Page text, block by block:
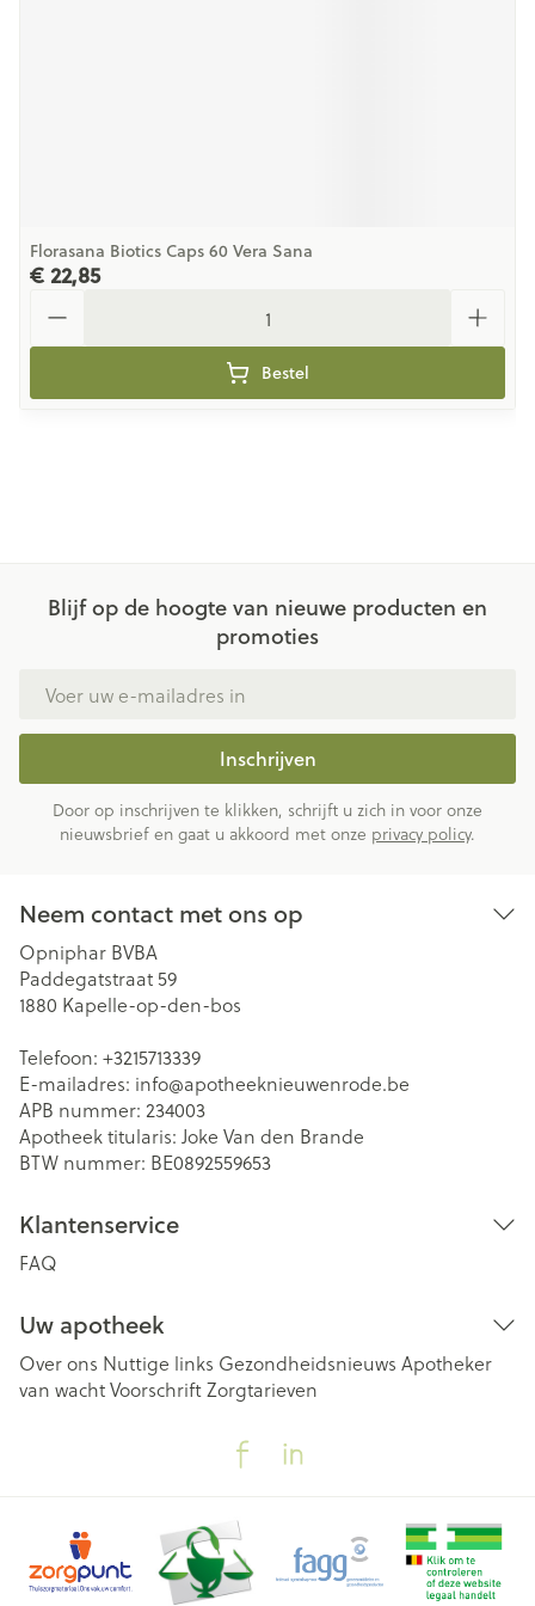
Florasana Biotics Caps 60 Vera Sana
€ 22,85
Bestel
Blijf op de hoogte van nieuwe producten en
promoties
Inschrijven
Door op inschrijven te klikken, schrijft u zich in voor onze
nieuwsbrief en gaat u akkoord met onze privacy policy.
Neem contact met ons op
Opniphar BVBA
Paddegatstraat 59
1880 Kapelle-op-den-bos
Telefoon: +3215713339
E-mailadres: info@apotheeknieuwenrode.be
APB nummer: 234003
Apotheek titularis: Joke Van den Brande
BTW nummer: BE0892559653
Klantenservice
FAQ
Uw apotheek
Over ons Nuttige links Gezondheidsnieuws Apotheker
van wachtVoorschriftZorgtarieven